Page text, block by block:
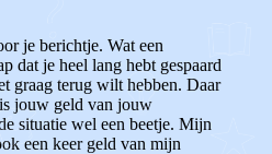
je berichtje. Wat een
dat je heel lang hebt gespaard
graag terug wilt hebben. Daar
jouw geld van jouw
situatie wel een beetje. Mijn
een keer geld van mijn